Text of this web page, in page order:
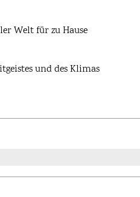
Welt für zu Hause
und des Klimas